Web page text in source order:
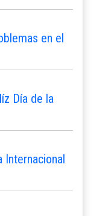
en el
Día de la
Internacional